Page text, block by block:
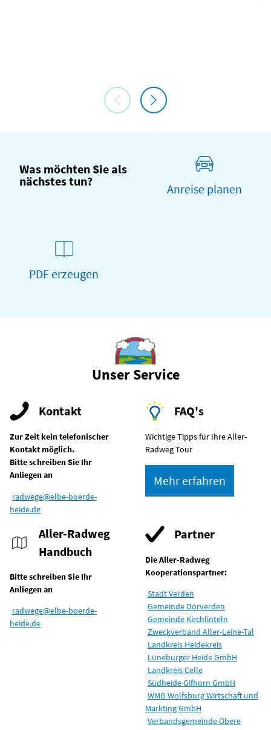
Was möchten Sie als
nächstes tun? Anreise planen
PDF erzeugen
Unser Service
Kontakt
Zur Zeit kein telefonischer
Kontakt möglich.
Bitte schreiben Sie Ihr
Anliegen an
radwege@elbe-boerde-
heide.de
FAQ's
Wichtige Tipps für Ihre Aller-
Radweg Tour
Mehr erfahren
Aller-Radweg
Handbuch
Bitte schreiben Sie Ihr
Anliegen an
radwege@elbe-boerde-
heide.de
Partner
Die Aller-Radweg
Kooperationspartner:
Stadt Verden
Gemeinde Dörverden
Gemeinde Kirchlinteln
Zweckverband Aller-Leine-Tal
Landkreis Heidekreis
Lüneburger Heide GmbH
Landkreis Celle
Südheide Gifhorn GmbH
WMG Wolfsburg Wirtschaft und
Markting GmbH
Verbandsgemeinde Obere